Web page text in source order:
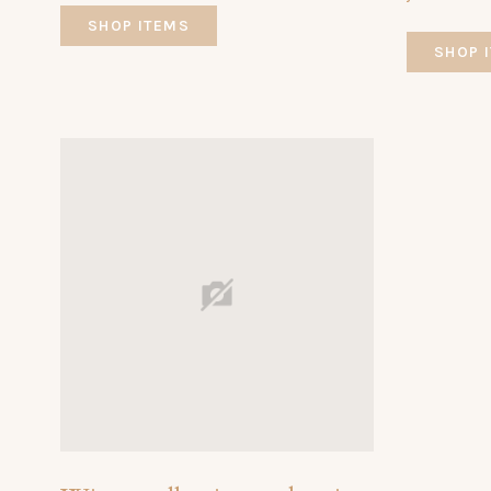
SHOP ITEMS
SHOP